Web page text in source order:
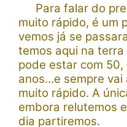
Para falar do
muito rápido, é um
vemos já se
temos aqui na
pode estar com
anos...e sempre
muito rápido. A
embora relutemos
dia partiremos.